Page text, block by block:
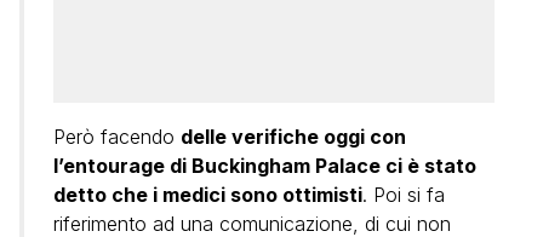
Però facendo delle verifiche oggi con
l’entourage di Buckingham Palace ci è stato
detto che i medici sono ottimisti. Poi si fa
riferimento ad una comunicazione, di cui non